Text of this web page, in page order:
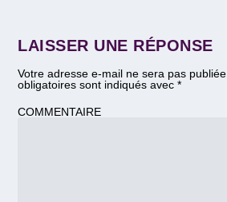
LAISSER UNE RÉPONSE
Votre adresse e-mail ne sera pas publiée.
obligatoires sont indiqués avec*
COMMENTAIRE